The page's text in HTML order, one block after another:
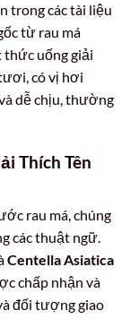
trong các tài liệu
từ rau má
uống giải
có vị hơi
dễ chịu, thường
Thích Tên
rau má, chúng
các thuật ngữ.
Centella Asiatica
chấp nhận và
đối tượng giao